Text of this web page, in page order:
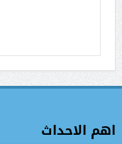
اهم الاحداث